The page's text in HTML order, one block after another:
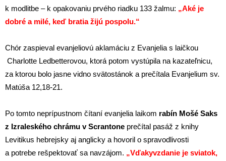
k modlitbe – k opakovaniu prvého riadku 133 žalmu: „Aké je
dobré a milé, keď bratia žijú pospolu.“
Chór zaspieval evanjeliovú aklamáciu z Evanjelia s laičkou
Charlotte Ledbetterovou, ktorá potom vystúpila na kazateľnicu,
za ktorou bolo jasne vidno svätostánok a prečítala Evanjelium sv.
Matúša 12,18-21.
Po tomto neprípustnom čítaní evanjelia laikom rabín Mošé Saks
z Izraleského chrámu v Scrantone prečítal pasáž z knihy
Levitikus hebrejsky aj anglicky a hovoril o spravodlivosti
a potrebe rešpektovať sa navzájom. „Vďakyvzdanie je sviatok,